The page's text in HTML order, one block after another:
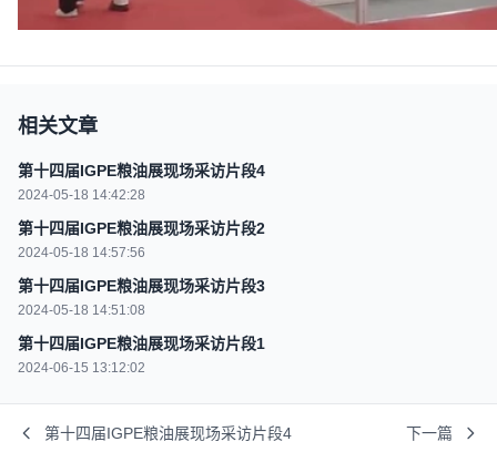
相关文章
第十四届IGPE粮油展现场采访片段4
2024-05-18 14:42:28
第十四届IGPE粮油展现场采访片段2
2024-05-18 14:57:56
第十四届IGPE粮油展现场采访片段3
2024-05-18 14:51:08
第十四届IGPE粮油展现场采访片段1
2024-06-15 13:12:02
第十四届IGPE粮油展现场采访片段4 下一篇